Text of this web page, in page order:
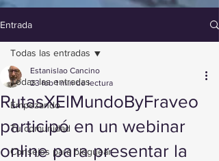
Entrada
Todas las entradas
Empezando
Tu comunidad
Consejos para bloguear
Todas las entradas
RutasXElMundoByFraveo
participó en un webinar
online para presentar la
Estanislao Cancino
23 feb 1 min de lectura